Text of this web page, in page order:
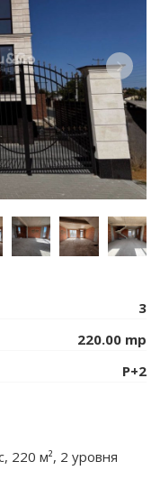
3
220.00 mp
P+2
220 м², 2 уровня